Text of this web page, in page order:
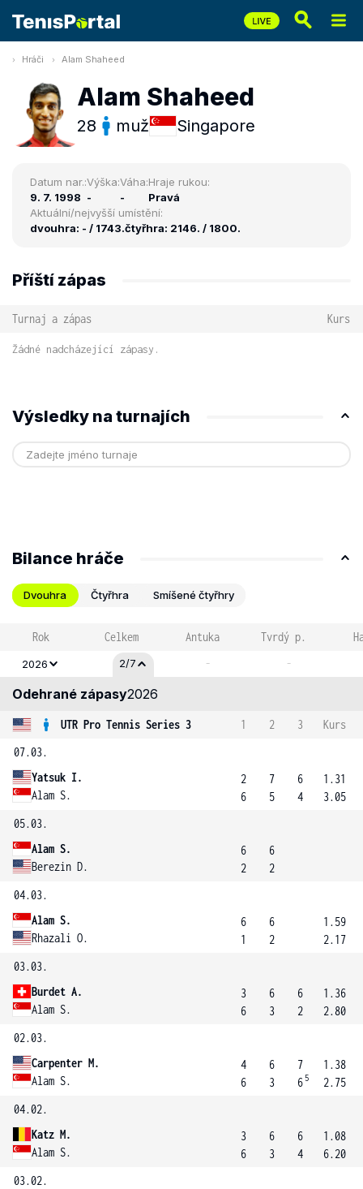
Hráči Alam Shaheed
Alam Shaheed
28 muž Singapore
Datum nar.:
9. 7. 1998
Výška:
-
Váha:
-
Hraje rukou:
Pravá
Aktuální/nejvyšší umístění:
dvouhra: - / 1743.čtyřhra: 2146. / 1800.
Příští zápas
Turnaj a zápas Kurs
Žádné nadcházející zápasy.
Výsledky na turnajích
Bilance hráče
Dvouhra Čtyřhra Smíšené čtyřhry
Rok Celkem Antuka Tvrdý p.
2026 2/7 - -
Odehrané zápasy2026
UTR Pro Tennis Series 3 1 2 3
Kurs
07.03.
Yatsuk I.
Alam S.
2
6
7
5
6
4
1.31
3.05
05.03.
Alam S.
Berezin D.
6
2
6
2
04.03.
Alam S.
Rhazali O.
6
1
6
2
1.59
2.17
03.03.
Burdet A.
Alam S.
3
6
6
3
6
2
1.36
2.80
02.03.
Carpenter M.
Alam S.
4
6
6
3
7
6 5
1.38
2.75
04.02.
Katz M.
Alam S.
3
6
6
3
6
4
1.08
6.20
03.02.